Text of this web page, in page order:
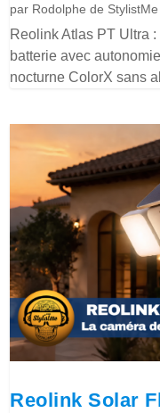
par Rodolphe de StylistMe
Reolink Atlas PT Ultra
batterie avec
nocturne ColorX sans
Reolink Solar